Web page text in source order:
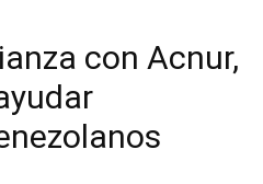
con Acnur,